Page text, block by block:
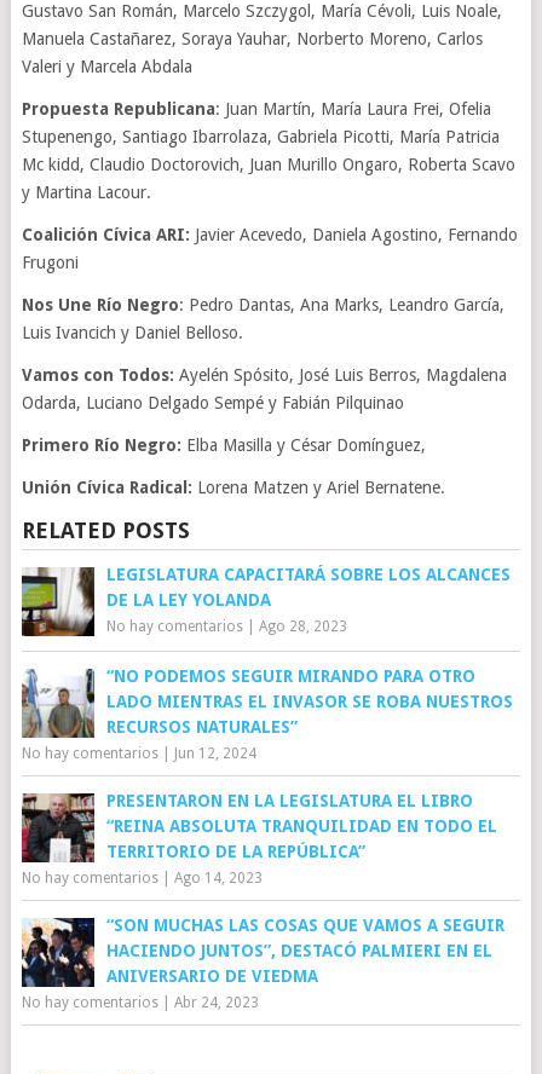
Gustavo San Román, Marcelo Szczygol, María Cévoli, Luis Noale,
Manuela Castañarez, Soraya Yauhar, Norberto Moreno, Carlos
Valeri y Marcela Abdala
Propuesta Republicana: Juan Martín, María Laura Frei, Ofelia
Stupenengo, Santiago Ibarrolaza, Gabriela Picotti, María Patricia
Mc kidd, Claudio Doctorovich, Juan Murillo Ongaro, Roberta Scavo
y Martina Lacour.
Coalición Cívica ARI: Javier Acevedo, Daniela Agostino, Fernando
Frugoni
Nos Une Río Negro: Pedro Dantas, Ana Marks, Leandro García,
Luis Ivancich y Daniel Belloso.
Vamos con Todos: Ayelén Spósito, José Luis Berros, Magdalena
Odarda, Luciano Delgado Sempé y Fabián Pilquinao
Primero Río Negro: Elba Masilla y César Domínguez,
Unión Cívica Radical: Lorena Matzen y Ariel Bernatene.
RELATED POSTS
LEGISLATURA CAPACITARÁ SOBRE LOS ALCANCES
DE LA LEY YOLANDA
No hay comentarios| Ago 28, 2023
“NO PODEMOS SEGUIR MIRANDO PARA OTRO
LADO MIENTRAS EL INVASOR SE ROBA NUESTROS
RECURSOS NATURALES”
No hay comentarios| Jun 12, 2024
PRESENTARON EN LA LEGISLATURA EL LIBRO
“REINA ABSOLUTA TRANQUILIDAD EN TODO EL
TERRITORIO DE LA REPÚBLICA”
No hay comentarios| Ago 14, 2023
“SON MUCHAS LAS COSAS QUE VAMOS A SEGUIR
HACIENDO JUNTOS”, DESTACÓ PALMIERI EN EL
ANIVERSARIO DE VIEDMA
No hay comentarios| Abr 24, 2023